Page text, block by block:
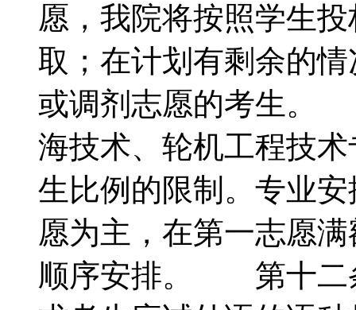
愿，我院将按照学生
取；在计划有剩余的
或调剂志愿的考生。
海技术、轮机工程技
生比例的限制。专业
愿为主，在第一志愿
顺序安排。 第十二